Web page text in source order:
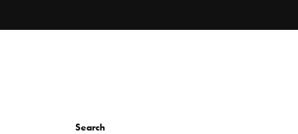
Search